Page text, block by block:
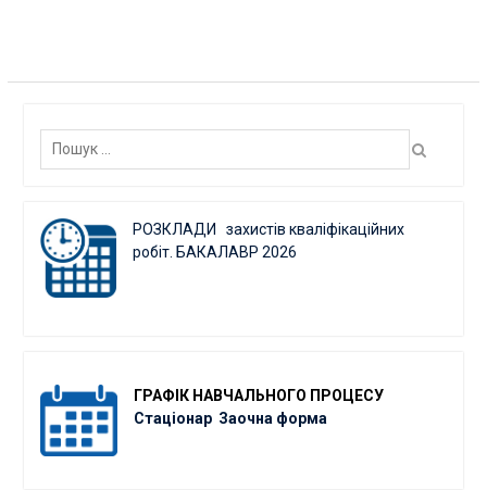
Пошук:
РОЗКЛАДИ захистів кваліфікаційних
робіт. БАКАЛАВР 2026
ГРАФІК НАВЧАЛЬНОГО ПРОЦЕСУ
Стаціонар Заочна форма